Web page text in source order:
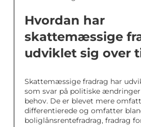
Hvordan har
skattemæssige
udviklet sig over
Skattemæssige fradrag har
som svar på politiske
behov. De er blevet mere
differentierede og omfatter
boliglånsrentefradrag, fradrag